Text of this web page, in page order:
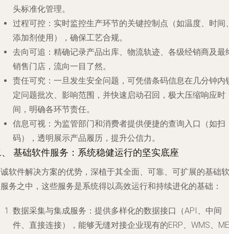
头标准化管理。
过程可控 ：实时监控生产环节的关键控制点（如温度、时间
添加剂使用），确保工艺合规。
去向可追 ：精确记录产品出库、物流轨迹、各级经销商及最
销售门店，流向一目了然。
责任可究 ：一旦发生安全问题，可凭借条码信息在几分钟内
定问题批次、影响范围，并快速启动召回，极大压缩响应时
间，明确各环节责任。
信息可视 ：为监管部门和消费者提供便捷的查询入口（如扫
码），透明展示产品履历，提升公信力。
基础软件服务：系统稳健运行的坚实底座
软件解决方案的优势，深植于其全面、可靠、可扩展的基础软
务之中，这些服务是系统得以高效运行和持续进化的基础：
数据采集与集成服务 ：提供多样化的数据接口（API、中间
件、直接连接），能够无缝对接企业现有的ERP、WMS、